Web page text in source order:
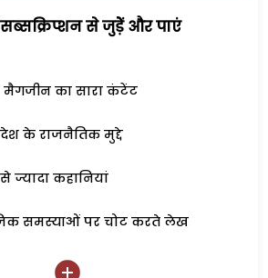
सब्सक्रिप्शन से जुड़ेें और पाएं
मैगजीन का सारा कंटेंट
के राजनैतिक मुद्दे
से ज्यादा कहानियां
समस्याओं पर चोट करते लेख